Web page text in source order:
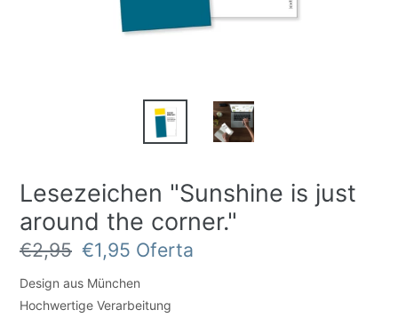
Lesezeichen "Sunshine is just
around the corner."
Precio
habitual
€2,95 Precio
de
oferta
€1,95 Oferta
Design aus München
Hochwertige Verarbeitung